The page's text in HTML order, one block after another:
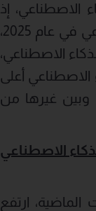
الاصطناعي، إذ
تخصص المؤسسات الرائدة 6.2% من ميزانيات تقنية المعلومات لصالح الذكاء الاصطناعي في عام 2025،
الاصطناعي،
أعلى
بينها وبين غيرها من
الاصطناعي
ارتفع